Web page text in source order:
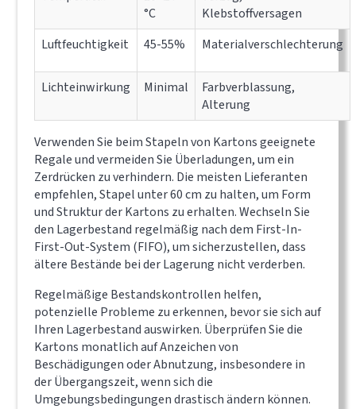
°C
Klebstoffversagen
Luftfeuchtigkeit
45-55% Materialverschlechterung
Lichteinwirkung Minimal
Farbverblassung,
Alterung
Verwenden Sie beim Stapeln von Kartons geeignete
Regale und vermeiden Sie Überladungen, um ein
Zerdrücken zu verhindern. Die meisten Lieferanten
empfehlen, Stapel unter 60 cm zu halten, um Form
und Struktur der Kartons zu erhalten. Wechseln Sie
den Lagerbestand regelmäßig nach dem First-In-
First-Out-System (FIFO), um sicherzustellen, dass
ältere Bestände bei der Lagerung nicht verderben.
Regelmäßige Bestandskontrollen helfen,
potenzielle Probleme zu erkennen, bevor sie sich auf
Ihren Lagerbestand auswirken. Überprüfen Sie die
Kartons monatlich auf Anzeichen von
Beschädigungen oder Abnutzung, insbesondere in
der Übergangszeit, wenn sich die
Umgebungsbedingungen drastisch ändern können.